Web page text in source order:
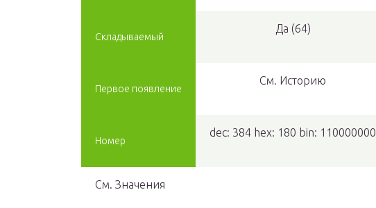
Складываемый
Да (64)
Первое появление
См. Историю
Номер
dec: 384 hex: 180 bin: 110000000
См. Значения